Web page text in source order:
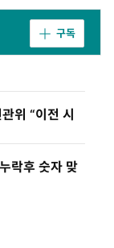
구독
위 “이전 시
락후 숫자 맞